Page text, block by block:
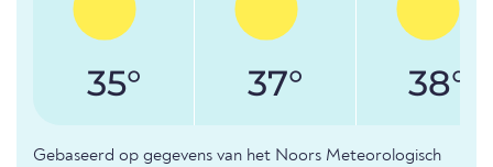
35° 37° 38°
Gebaseerd op gegevens van het Noors Meteorologisch